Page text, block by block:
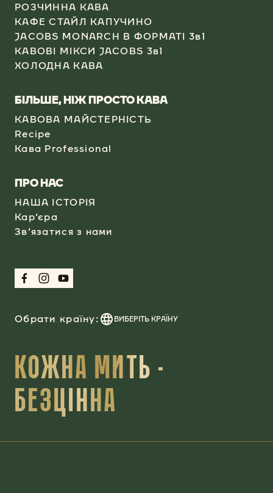
РОЗЧИННА КАВА​
КАФЕ СТАЙЛ КАПУЧИНО​
JACOBS MONARCH В ФОРМАТІ 3в1​
КАВОВІ МІКСИ JACOBS 3в1
ХОЛОДНА КАВА​
БІЛЬШЕ, НІЖ ПРОСТО КАВА
КАВОВА МАЙСТЕРНІСТЬ
Recipe
Кава Professional​
​ПРО НАС
НАША ІСТОРІЯ
Кар’єра
Зв’язатися з нами
Обрати країну: ВИБЕРІТЬ КРАЇНУ
КОЖНА МИТЬ -
БЕЗЦІННА